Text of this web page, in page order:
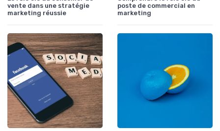
vente dans une stratégie
marketing réussie
poste de commercial en
marketing